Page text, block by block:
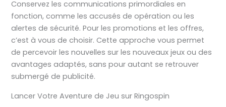
Conservez les communications primordiales en
fonction, comme les accusés de opération ou les
alertes de sécurité. Pour les promotions et les offres,
c’est à vous de choisir. Cette approche vous permet
de percevoir les nouvelles sur les nouveaux jeux ou des
avantages adaptés, sans pour autant se retrouver
submergé de publicité.
Lancer Votre Aventure de Jeu sur Ringospin